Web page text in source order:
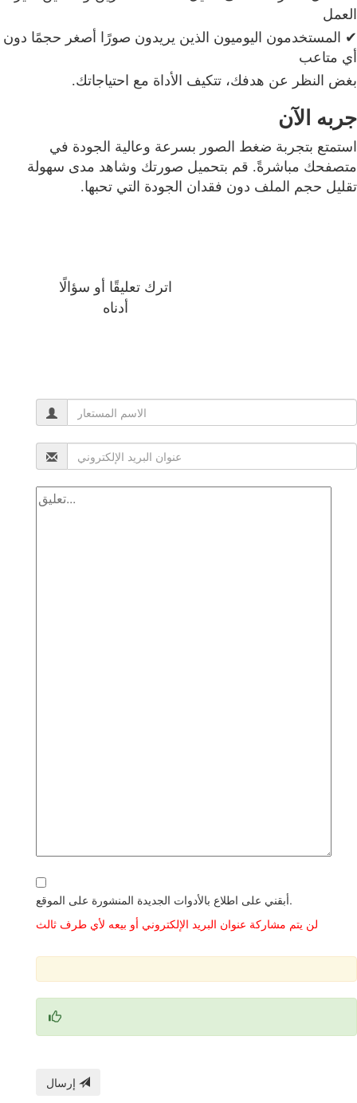
العمل
✔ المستخدمون اليوميون الذين يريدون صورًا أصغر حجمًا دون
أي متاعب
بغض النظر عن هدفك، تتكيف الأداة مع احتياجاتك.
جربه الآن
استمتع بتجربة ضغط الصور بسرعة وعالية الجودة في
متصفحك مباشرةً. قم بتحميل صورتك وشاهد مدى سهولة
تقليل حجم الملف دون فقدان الجودة التي تحبها.
اترك تعليقًا أو سؤالًا
أدناه
أبقني على اطلاع بالأدوات الجديدة المنشورة على الموقع.
لن يتم مشاركة عنوان البريد الإلكتروني أو بيعه لأي طرف ثالث